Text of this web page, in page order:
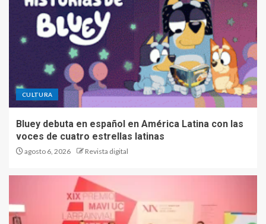
CULTURA
Bluey debuta en español en América Latina con las
voces de cuatro estrellas latinas
agosto 6, 2026 Revista digital